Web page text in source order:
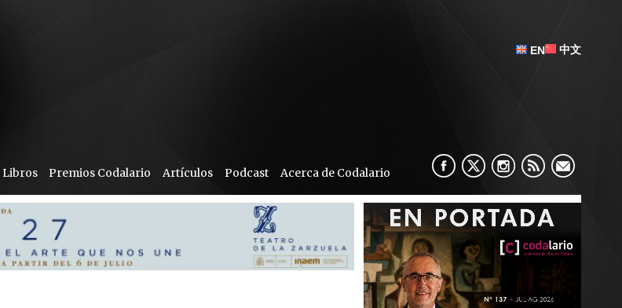
EN 中文
Libros Premios Codalario Artículos Podcast Acerca de Codalario